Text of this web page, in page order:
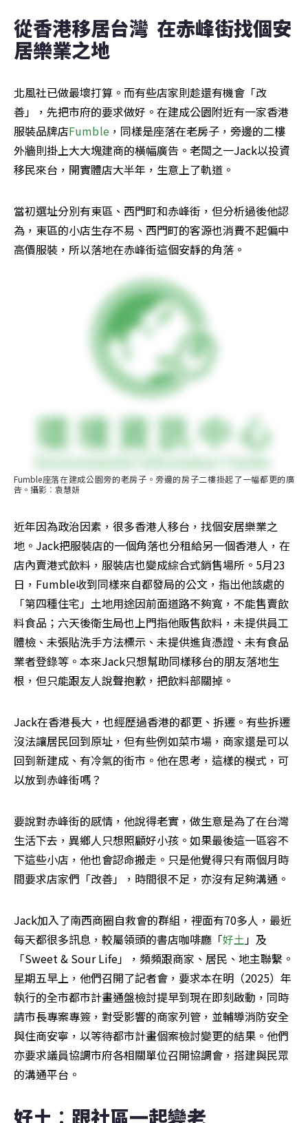
從香港移居台灣  在赤峰街找個安
居樂業之地
北風社已做最壞打算。而有些店家則趁還有機會「改
善」，先把市府的要求做好。在建成公園附近有一家香港
服裝品牌店Fumble，同樣是座落在老房子，旁邊的二樓
外牆則掛上大大塊建商的橫幅廣告。老闆之一Jack以投資
移民來台，開實體店大半年，生意上了軌道。
當初選址分別有東區、西門町和赤峰街，但分析過後他認
為，東區的小店生存不易、西門町的客源也消費不起偏中
高價服裝，所以落地在赤峰街這個安靜的角落。
Fumble座落在建成公園旁的老房子。旁邊的房子二樓掛起了一幅都更的廣
告。攝影︰袁慧妍
近年因為政治因素，很多香港人移台，找個安居樂業之
地。Jack把服裝店的一個角落也分租給另一個香港人，在
店內賣港式飲料，服裝店也變成綜合式銷售場所。5月23
日，Fumble收到同樣來自都發局的公文，指出他該處的
「第四種住宅」土地用途因前面道路不夠寬，不能售賣飲
料食品；六天後衛生局也上門指他販售飲料，未提供員工
體檢、未張貼洗手方法標示、未提供進貨憑證、未有食品
業者登錄等。本來Jack只想幫助同樣移台的朋友落地生
根，但只能跟友人說聲抱歉，把飲料部關掉。
Jack在香港長大，也經歷過香港的都更、拆遷。有些拆遷
沒法讓居民回到原址，但有些例如菜市場，商家還是可以
回到新建成、有冷氣的街市。他在思考，這樣的模式，可
以放到赤峰街嗎？
要說對赤峰街的感情，他說得老實，做生意是為了在台灣
生活下去，異鄉人只想照顧好小孩。如果最後這一區容不
下這些小店，他也會認命搬走。只是他覺得只有兩個月時
間要求店家們「改善」，時間很不足，亦沒有足夠溝通。
Jack加入了南西商圈自救會的群組，裡面有70多人，最近
每天都很多訊息，較屬領頭的書店咖啡廳「好土」及
「Sweet & Sour Life」，頻頻跟商家、居民、地主聯繫。
星期五早上，他們召開了記者會，要求本在明（2025）年
執行的全市都市計畫通盤檢討提早到現在即刻啟動，同時
請市長專案專簽，對受影響的商家列管，並輔導消防安全
與住商安寧，以等待都市計畫個案檢討變更的結果。他們
亦要求議員協調市府各相關單位召開協調會，搭建與民眾
的溝通平台。
好土︰跟社區一起變老